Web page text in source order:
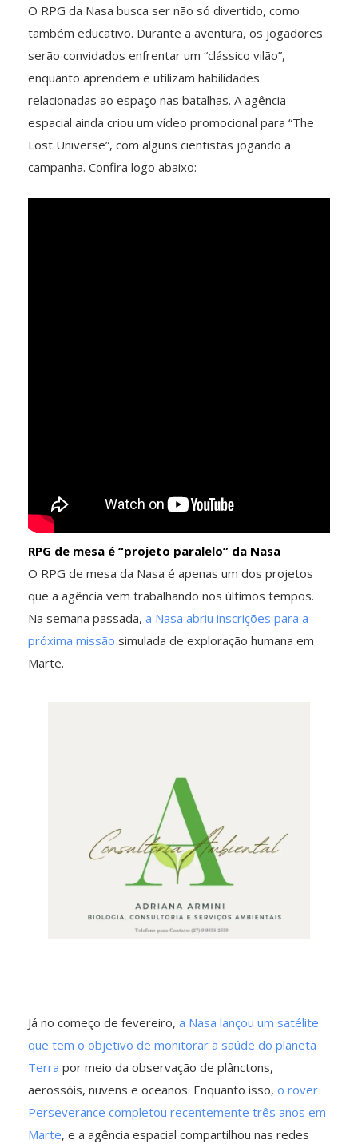
O RPG da Nasa busca ser não só divertido, como
também educativo. Durante a aventura, os jogadores
serão convidados enfrentar um “clássico vilão”,
enquanto aprendem e utilizam habilidades
relacionadas ao espaço nas batalhas. A agência
espacial ainda criou um vídeo promocional para “The
Lost Universe”, com alguns cientistas jogando a
campanha. Confira logo abaixo:
RPG de mesa é “projeto paralelo” da Nasa
O RPG de mesa da Nasa é apenas um dos projetos
que a agência vem trabalhando nos últimos tempos.
Na semana passada, a Nasa abriu inscrições para a
próxima missão simulada de exploração humana em
Marte.
Já no começo de fevereiro, a Nasa lançou um satélite
que tem o objetivo de monitorar a saúde do planeta
Terra por meio da observação de plânctons,
aerossóis, nuvens e oceanos. Enquanto isso, o rover
Perseverance completou recentemente três anos em
Marte, e a agência espacial compartilhou nas redes